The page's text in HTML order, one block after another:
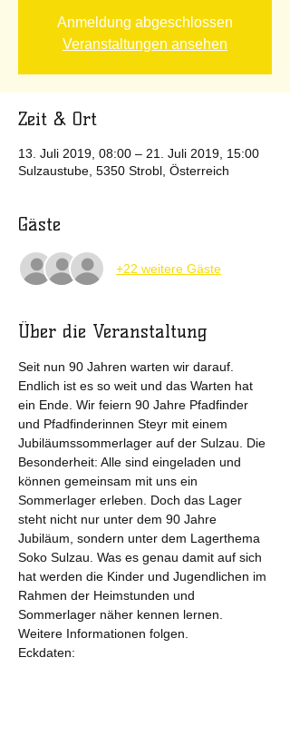
Anmeldung abgeschlossen
Veranstaltungen ansehen
Zeit & Ort
13. Juli 2019, 08:00 – 21. Juli 2019, 15:00
Sulzaustube, 5350 Strobl, Österreich
Gäste
+22 weitere Gäste
Über die Veranstaltung
Seit nun 90 Jahren warten wir darauf.
Endlich ist es so weit und das Warten hat
ein Ende. Wir feiern 90 Jahre Pfadfinder
und Pfadfinderinnen Steyr mit einem
Jubiläumssommerlager auf der Sulzau. Die
Besonderheit: Alle sind eingeladen und
können gemeinsam mit uns ein
Sommerlager erleben. Doch das Lager
steht nicht nur unter dem 90 Jahre
Jubiläum, sondern unter dem Lagerthema
Soko Sulzau. Was es genau damit auf sich
hat werden die Kinder und Jugendlichen im
Rahmen der Heimstunden und
Sommerlager näher kennen lernen.
Weitere Informationen folgen.
Eckdaten: